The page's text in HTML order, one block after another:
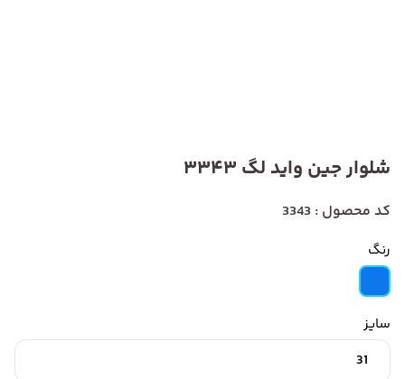
شلوار جین واید لگ 3343
کد محصول : 3343
رنگ
سایز
31